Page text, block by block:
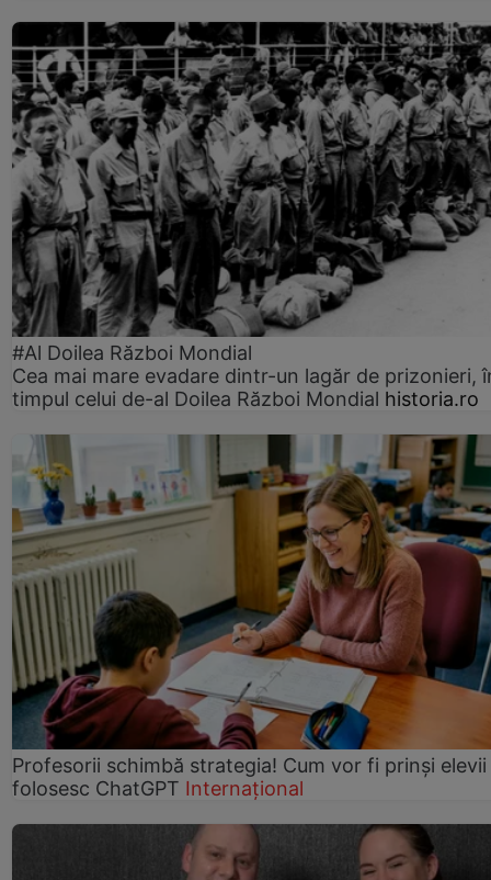
#Al Doilea Război Mondial
Cea mai mare evadare dintr-un lagăr de prizonieri,
timpul celui de-al Doilea Război Mondial historia.ro
Profesorii schimbă strategia! Cum vor fi prinși elevii
folosesc ChatGPT Internațional